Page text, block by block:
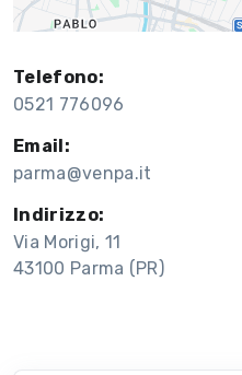
Telefono:
0521 776096
Email:
parma@venpa.it
Indirizzo:
Via Morigi, 11
43100 Parma (PR)